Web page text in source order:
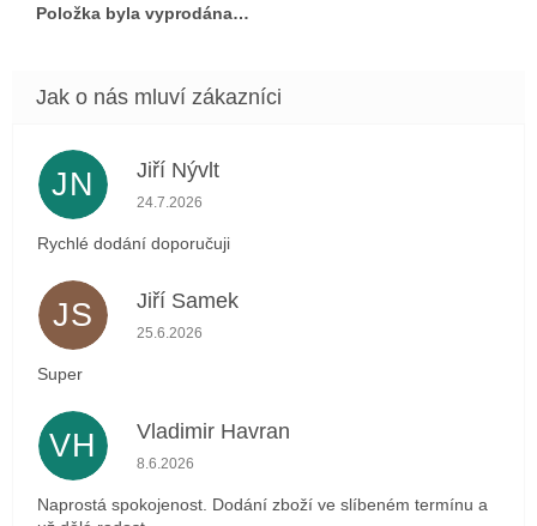
Položka byla vyprodána…
JN Jiří Nývlt
Hodnocení obchodu je 5 z 5 hvězdiček.
24.7.2026
Rychlé dodání doporučuji
JS Jiří Samek
Hodnocení obchodu je 5 z 5 hvězdiček.
25.6.2026
Super
VH Vladimir Havran
Hodnocení obchodu je 5 z 5 hvězdiček.
8.6.2026
Naprostá spokojenost. Dodání zboží ve slíbeném termínu a